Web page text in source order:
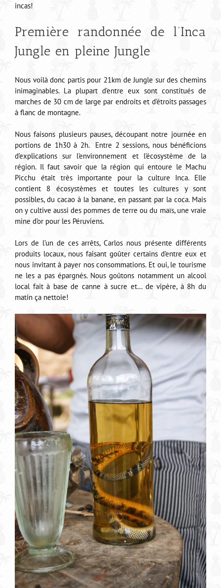
incas!
Première randonnée de l’Inca
Jungle en pleine Jungle
Nous voilà donc partis pour 21km de Jungle sur des chemins
inimaginables. La plupart d’entre eux sont constitués de
marches de 30 cm de large par endroits et d’étroits passages
à flanc de montagne.
Nous faisons plusieurs pauses, découpant notre journée en
portions de 1h30 à 2h. Entre 2 sessions, nous bénéficions
d’explications sur l’environnement et l’écosystème de la
région. Il faut savoir que la région qui entoure le Machu
Picchu était très importante pour la culture Inca. Elle
contient 8 écosystèmes et toutes les cultures y sont
possibles, du cacao à la banane, en passant par la coca. Mais
on y cultive aussi des pommes de terre ou du maïs, une vraie
mine d’or pour les Péruviens.
Lors de l’un de ces arrêts, Carlos nous présente différents
produits locaux, nous faisant goûter certains d’entre eux et
nous invitant à payer nos consommations. Et oui, le tourisme
ne les a pas épargnés. Nous goûtons notamment un alcool
local fait à base de canne à sucre et… de vipère, à 8h du
matin ça nettoie!